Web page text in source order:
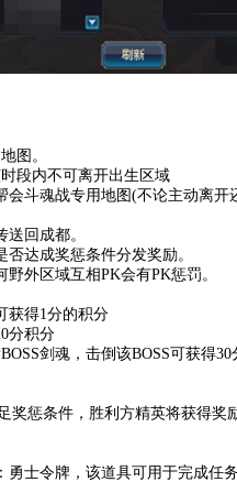
图。
段内不可离开出生区域
斗魂战专用地图(不论主动离
回成都。
达成奖惩条件分发奖励。
外区域互相PK会有PK惩罚。
获得1分的积分
分积分
剑魂，击倒该BOSS可获得30
奖惩条件，胜利方精英将获得奖
士令牌，该道具可用于完成任